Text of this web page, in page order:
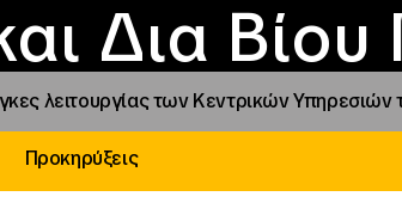
Δια
καιΕστίες
αιγίδας
Νέα
λειτουργίας των Κεντρικών
Προκηρύξεις